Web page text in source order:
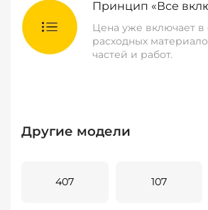
Принцип «Все
Цена уже включает в
расходных
частей и работ.
Другие модели
407 107